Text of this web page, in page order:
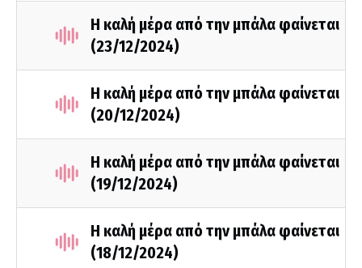
Η καλή μέρα από την μπάλα φαίνεται
(23/12/2024)
Η καλή μέρα από την μπάλα φαίνεται
(20/12/2024)
Η καλή μέρα από την μπάλα φαίνεται
(19/12/2024)
Η καλή μέρα από την μπάλα φαίνεται
(18/12/2024)